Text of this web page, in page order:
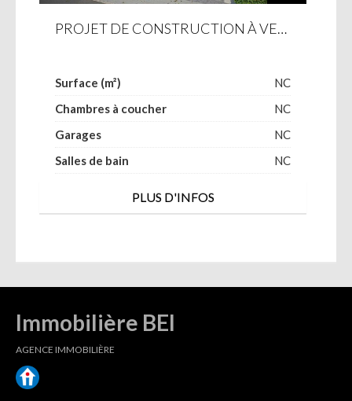
PROJET DE CONSTRUCTION À VENDRE À SOLEUVRE
Surface (m²)
NC
Chambres à coucher
NC
Garages
NC
Salles de bain
NC
PLUS D'INFOS
Immobilière BEI
AGENCE IMMOBILIÈRE